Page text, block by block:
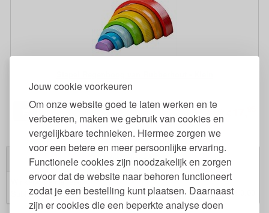
Jouw cookie voorkeuren
Om onze website goed te laten werken en te
verbeteren, maken we gebruik van cookies en
vergelijkbare technieken. Hiermee zorgen we
voor een betere en meer persoonlijke ervaring.
Functionele cookies zijn noodzakelijk en zorgen
ervoor dat de website naar behoren functioneert
zodat je een bestelling kunt plaatsen. Daarnaast
zijn er cookies die een beperkte analyse doen
Winkelwagen
Winkelwagen is leeg.
Subtotaal: